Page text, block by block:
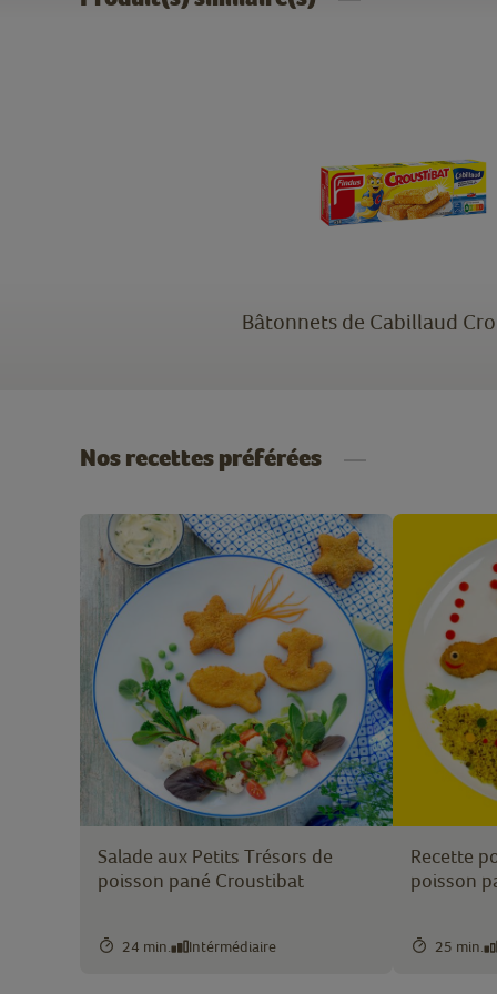
Bâtonnets de Cabillaud
Nos recettes préférées
Salade aux Petits Trésors de
poisson pané Croustibat
24 min. Intérmédiaire
Recette
poisson
25 min.